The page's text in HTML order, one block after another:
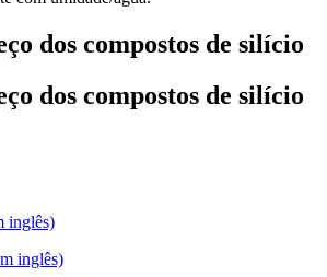
dos compostos de silício
dos compostos de silício
inglês)
inglês)